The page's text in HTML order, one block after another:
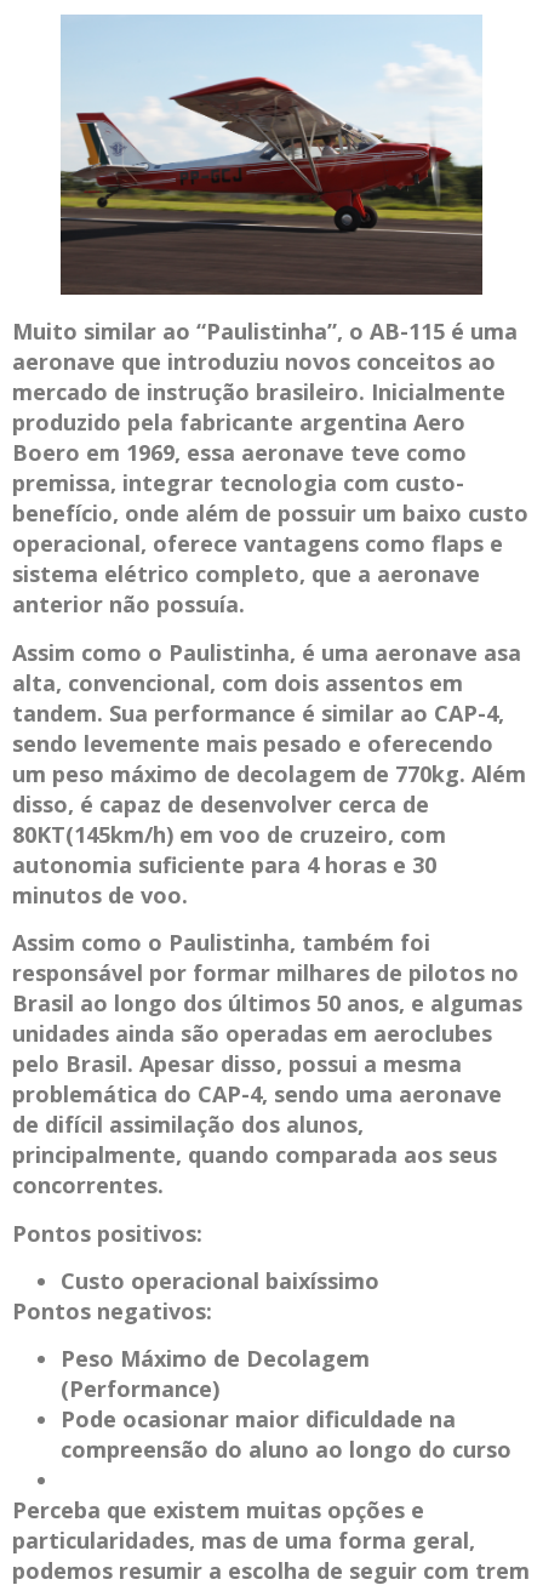
Muito similar ao “Paulistinha”, o AB-115 é uma
aeronave que introduziu novos conceitos ao
mercado de instrução brasileiro. Inicialmente
produzido pela fabricante argentina Aero
Boero em 1969, essa aeronave teve como
premissa, integrar tecnologia com custo-
benefício, onde além de possuir um baixo custo
operacional, oferece vantagens como flaps e
sistema elétrico completo, que a aeronave
anterior não possuía.
Assim como o Paulistinha, é uma aeronave asa
alta, convencional, com dois assentos em
tandem. Sua performance é similar ao CAP-4,
sendo levemente mais pesado e oferecendo
um peso máximo de decolagem de 770kg. Além
disso, é capaz de desenvolver cerca de
80KT(145km/h) em voo de cruzeiro, com
autonomia suficiente para 4 horas e 30
minutos de voo.
Assim como o Paulistinha, também foi
responsável por formar milhares de pilotos no
Brasil ao longo dos últimos 50 anos, e algumas
unidades ainda são operadas em aeroclubes
pelo Brasil. Apesar disso, possui a mesma
problemática do CAP-4, sendo uma aeronave
de difícil assimilação dos alunos,
principalmente, quando comparada aos seus
concorrentes.
Pontos positivos:
Custo operacional baixíssimo
Pontos negativos:
Peso Máximo de Decolagem
(Performance)
Pode ocasionar maior dificuldade na
compreensão do aluno ao longo do curso
Perceba que existem muitas opções e
particularidades, mas de uma forma geral,
podemos resumir a escolha de seguir com trem